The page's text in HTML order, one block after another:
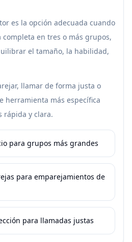
es la opción adecuada cuando
en tres o más grupos,
el tamaño, la habilidad,
llamar de forma justa o
herramienta más específica
rápida y clara.
para grupos más grandes
para emparejamientos de
para llamadas justas